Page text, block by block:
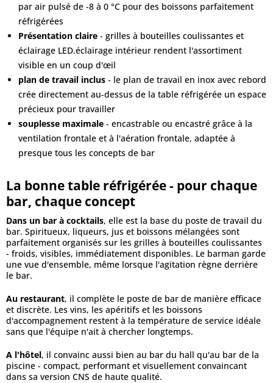
par air pulsé de -8 à 0 °C pour des boissons parfaitement
réfrigérées
Présentation claire - grilles à bouteilles coulissantes et
éclairage LED.éclairage intérieur rendent l'assortiment
visible en un coup d'œil
plan de travail inclus - le plan de travail en inox avec rebord
crée directement au-dessus de la table réfrigérée un espace
précieux pour travailler
souplesse maximale - encastrable ou encastré grâce à la
ventilation frontale et à l'aération frontale, adaptée à
presque tous les concepts de bar
La bonne table réfrigérée - pour chaque
bar, chaque concept
Dans un bar à cocktails, elle est la base du poste de travail du
bar. Spiritueux, liqueurs, jus et boissons mélangées sont
parfaitement organisés sur les grilles à bouteilles coulissantes
- froids, visibles, immédiatement disponibles. Le barman garde
une vue d'ensemble, même lorsque l'agitation règne derrière
le bar.
Au restaurant, il complète le poste de bar de manière efficace
et discrète. Les vins, les apéritifs et les boissons
d'accompagnement restent à la température de service idéale
sans que l'équipe n'ait à chercher longtemps.
A l'hôtel, il convainc aussi bien au bar du hall qu'au bar de la
piscine - compact, performant et visuellement convaincant
dans sa version CNS de haute qualité.